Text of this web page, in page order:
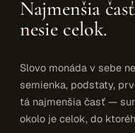
Najmenšia
nesie celok.
Slovo monáda v sebe
semienka, podstaty,
tá najmenšia časť —
okolo je celok, do